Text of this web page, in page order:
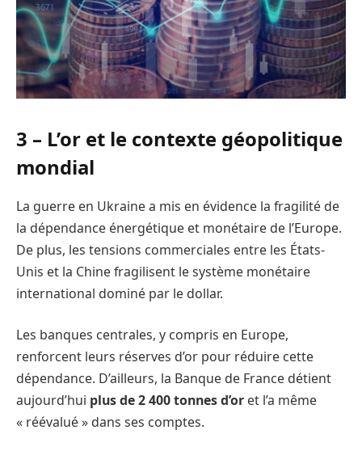
3 – L’or et le contexte géopolitique
mondial
La guerre en Ukraine a mis en évidence la fragilité de
la dépendance énergétique et monétaire de l’Europe.
De plus, les tensions commerciales entre les États-
Unis et la Chine fragilisent le système monétaire
international dominé par le dollar.
Les banques centrales, y compris en Europe,
renforcent leurs réserves d’or pour réduire cette
dépendance. D’ailleurs, la Banque de France détient
aujourd’hui plus de 2 400 tonnes d’or et l’a même
« réévalué » dans ses comptes.